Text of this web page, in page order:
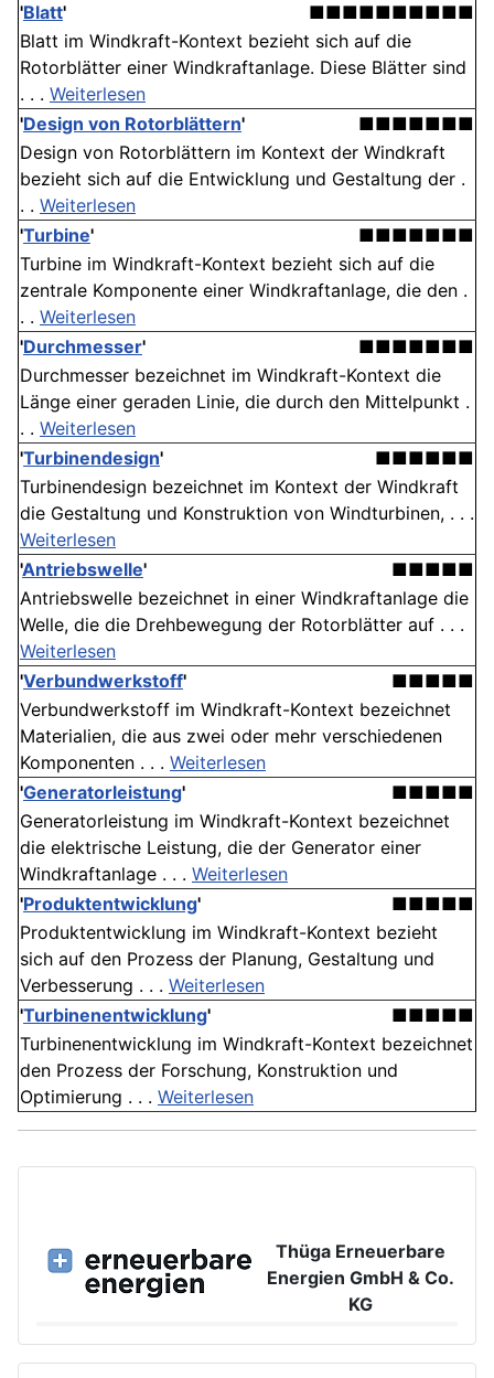
'Blatt'
■■■■■■■■■■
Blatt im Windkraft-Kontext bezieht sich auf die
Rotorblätter einer Windkraftanlage. Diese Blätter sind
. . . Weiterlesen
'Design von Rotorblättern'
■■■■■■■
Design von Rotorblättern im Kontext der Windkraft
bezieht sich auf die Entwicklung und Gestaltung der .
. . Weiterlesen
'Turbine'
■■■■■■■
Turbine im Windkraft-Kontext bezieht sich auf die
zentrale Komponente einer Windkraftanlage, die den .
. . Weiterlesen
'Durchmesser'
■■■■■■■
Durchmesser bezeichnet im Windkraft-Kontext die
Länge einer geraden Linie, die durch den Mittelpunkt .
. . Weiterlesen
'Turbinendesign'
■■■■■■
Turbinendesign bezeichnet im Kontext der Windkraft
die Gestaltung und Konstruktion von Windturbinen, . . .
Weiterlesen
'Antriebswelle'
■■■■■
Antriebswelle bezeichnet in einer Windkraftanlage die
Welle, die die Drehbewegung der Rotorblätter auf . . .
Weiterlesen
'Verbundwerkstoff'
■■■■■
Verbundwerkstoff im Windkraft-Kontext bezeichnet
Materialien, die aus zwei oder mehr verschiedenen
Komponenten . . . Weiterlesen
'Generatorleistung'
■■■■■
Generatorleistung im Windkraft-Kontext bezeichnet
die elektrische Leistung, die der Generator einer
Windkraftanlage . . . Weiterlesen
'Produktentwicklung'
■■■■■
Produktentwicklung im Windkraft-Kontext bezieht
sich auf den Prozess der Planung, Gestaltung und
Verbesserung . . . Weiterlesen
'Turbinenentwicklung'
■■■■■
Turbinenentwicklung im Windkraft-Kontext bezeichnet
den Prozess der Forschung, Konstruktion und
Optimierung . . . Weiterlesen
Thüga Erneuerbare
Energien GmbH & Co.
KG
www.ee.thuega.de